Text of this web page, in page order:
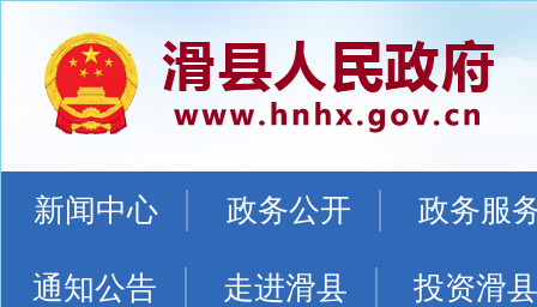
新闻中心 政务公开 政务服
通知公告 走进滑县 投资滑县